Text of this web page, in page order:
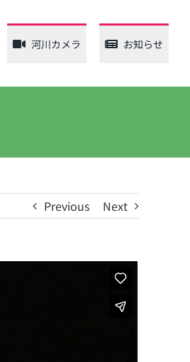
河川カメラ お知らせ
Previous Next